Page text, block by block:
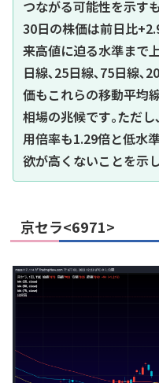
つながる可能性を示す
30日の株価は前日比
来高値に迫る水準まで
日線､25日線､75日線､
価もこれらの移動平均
相場の兆候です｡ただ
用倍率も1.29倍と低水
欲が高くないことを示
京セラ<6971>